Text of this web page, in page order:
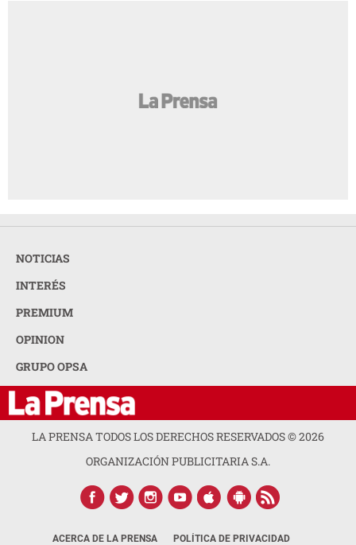
NOTICIAS
INTERÉS
PREMIUM
OPINION
GRUPO OPSA
LA PRENSA TODOS LOS DERECHOS RESERVADOS ©2026
ORGANIZACIÓN PUBLICITARIA S.A.
ACERCA DE LA PRENSA POLÍTICA DE PRIVACIDAD